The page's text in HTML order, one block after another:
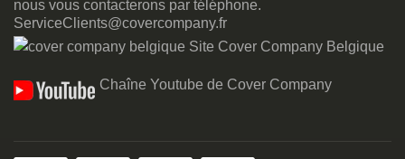
nous vous contacterons par téléphone.
ServiceClients@covercompany.fr
Site Cover Company Belgique
Chaîne Youtube de Cover Company